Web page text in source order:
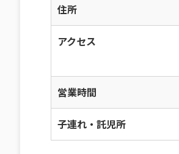
住所
アクセス
営業時間
子連れ・託児所